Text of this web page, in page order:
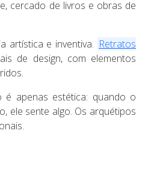
cercado de livros e obras de
artística e inventiva. Retratos
de design, com elementos
é apenas estética: quando o
ele sente algo. Os arquétipos